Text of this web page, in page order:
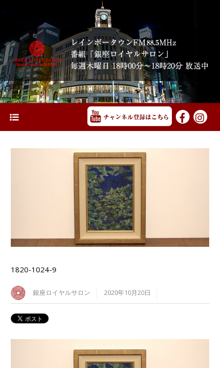
1820-1024-9
銀座ロイヤルサロン 2020年10月20日